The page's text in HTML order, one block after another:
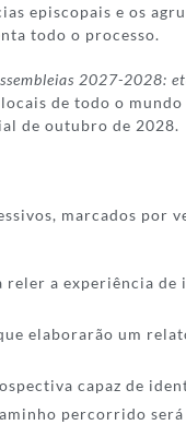
episcopais e os
todo o processo.
2027-2028:
de todo o
de outubro de 2028.
marcados por
reler a experiência
elaborarão um
capaz de
percorrido